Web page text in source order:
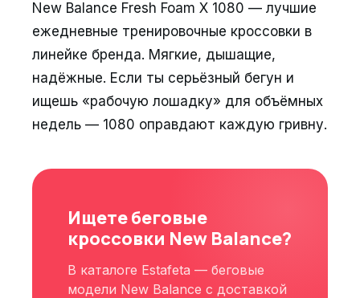
New Balance Fresh Foam X 1080 — лучшие
ежедневные тренировочные кроссовки в
линейке бренда. Мягкие, дышащие,
надёжные. Если ты серьёзный бегун и
ищешь «рабочую лошадку» для объёмных
недель — 1080 оправдают каждую гривну.
Ищете беговые
кроссовки New Balance?
В каталоге Estafeta — беговые
модели New Balance с доставкой